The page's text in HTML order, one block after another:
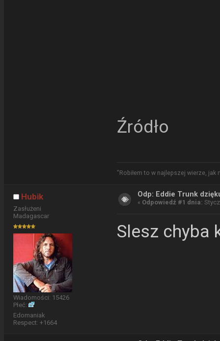
Źródło
"Robiłem to w najlepszej wierze, jak
Hubik
Zasłużeni
Madagascar
Wiadomości: 15426
Płeć:
Edomaniak
Respect:+1664
Odp: Eddie Trunk
« Odpowiedź #1 dnia:
Slesz chyba